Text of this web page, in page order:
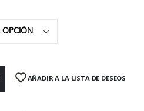
AÑADIR A LA LISTA DE DESEOS